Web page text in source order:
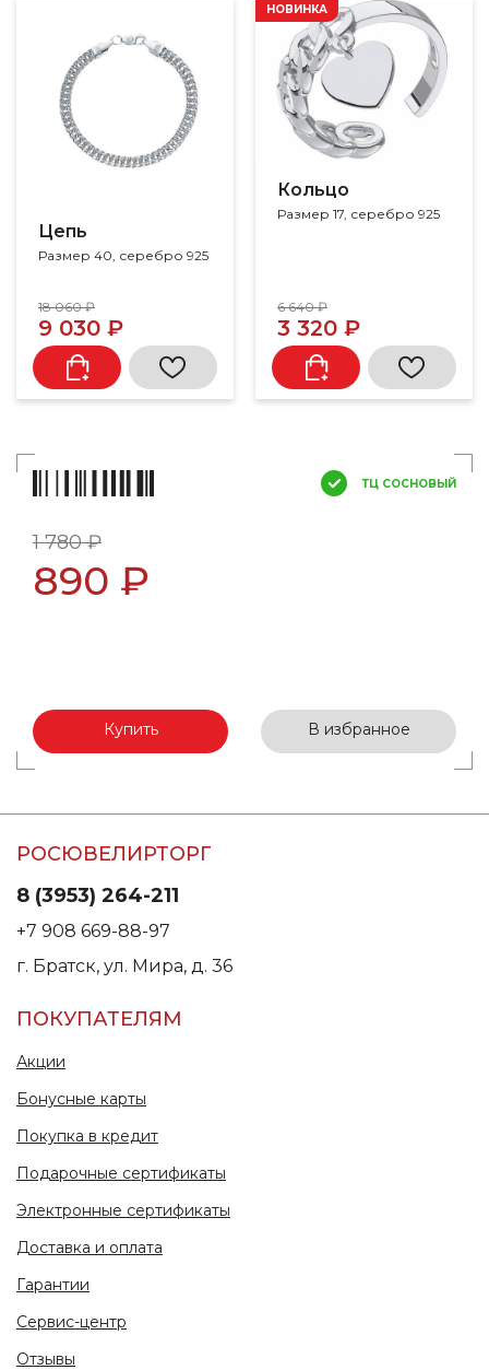
Цепь
Размер 40, серебро 925
18 060 ₽
9 030 ₽
Кольцо
Размер 17, серебро 925
НОВИНКА
6 640 ₽
3 320 ₽
ТЦ СОСНОВЫЙ
1 780 ₽
890 ₽
Купить В избранное
РОСЮВЕЛИРТОРГ
8 (3953) 264-211
+7 908 669-88-97
г. Братск, ул. Мира, д. 36
ПОКУПАТЕЛЯМ
Акции
Бонусные карты
Покупка в кредит
Подарочные сертификаты
Электронные сертификаты
Доставка и оплата
Гарантии
Сервис-центр
Отзывы